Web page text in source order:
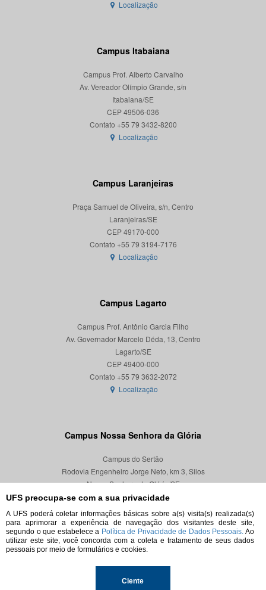
UFS preocupa-se com a sua privacidade
A UFS poderá coletar informações básicas sobre a(s) visita(s) realizada(s)
para aprimorar a experiência de navegação dos visitantes deste site,
segundo o que estabelece a Política de Privacidade de Dados Pessoais. Ao
utilizar este site, você concorda com a coleta e tratamento de seus dados
pessoais por meio de formulários e cookies.
Ciente
Localização
Campus Itabaiana
Campus Prof. Alberto Carvalho
Av. Vereador Olímpio Grande, s/n
Itabaiana/SE
CEP 49506-036
Localização
Campus Laranjeiras
Praça Samuel de Oliveira, s/n, Centro
Laranjeiras/SE
CEP 49170-000
Localização
Campus Lagarto
Campus Prof. Antônio Garcia Filho
Av. Governador Marcelo Déda, 13, Centro
Lagarto/SE
CEP 49400-000
Localização
Campus Nossa Senhora da Glória
Campus do Sertão
Rodovia Engenheiro Jorge Neto, km 3, Silos
Nossa Senhora da Glória/SE
CEP 49680-000
Localização
© 2026. Todos os direitos reservados.